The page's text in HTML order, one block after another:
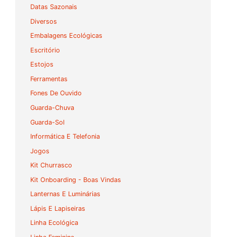
Datas Sazonais
Diversos
Embalagens Ecológicas
Escritório
Estojos
Ferramentas
Fones De Ouvido
Guarda-Chuva
Guarda-Sol
Informática E Telefonia
Jogos
Kit Churrasco
Kit Onboarding - Boas Vindas
Lanternas E Luminárias
Lápis E Lapiseiras
Linha Ecológica